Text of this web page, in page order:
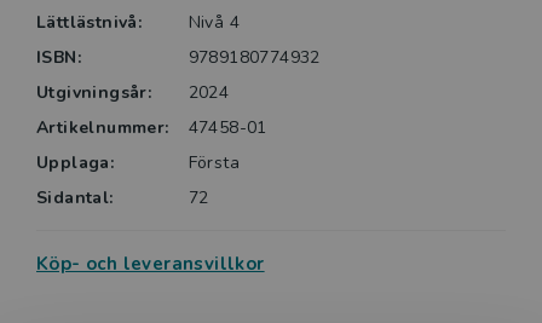
Lättlästnivå:
Nivå 4
ISBN:
9789180774932
Utgivningsår:
2024
Artikelnummer:
47458-01
Upplaga:
Första
Sidantal:
72
Köp- och leveransvillkor